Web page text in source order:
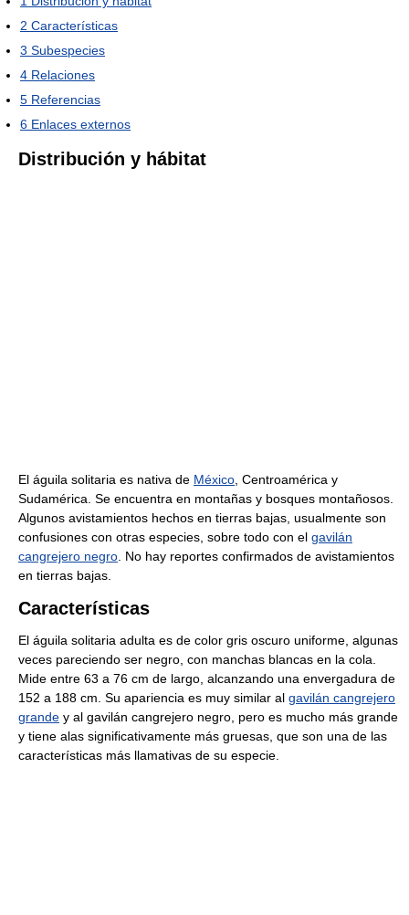
2 Características
3 Subespecies
4 Relaciones
5 Referencias
6 Enlaces externos
Distribución y hábitat
El águila solitaria es nativa de México , Centroamérica y
Sudamérica. Se encuentra en montañas y bosques montañosos.
Algunos avistamientos hechos en tierras bajas, usualmente son
confusiones con otras especies, sobre todo con el gavilán
cangrejero negro . No hay reportes confirmados de avistamientos
en tierras bajas.
Características
El águila solitaria adulta es de color gris oscuro uniforme, algunas
veces pareciendo ser negro, con manchas blancas en la cola.
Mide entre 63 a 76 cm de largo, alcanzando una envergadura de
152 a 188 cm. Su apariencia es muy similar al gavilán cangrejero
grande y al gavilán cangrejero negro, pero es mucho más grande
y tiene alas significativamente más gruesas, que son una de las
características más llamativas de su especie.